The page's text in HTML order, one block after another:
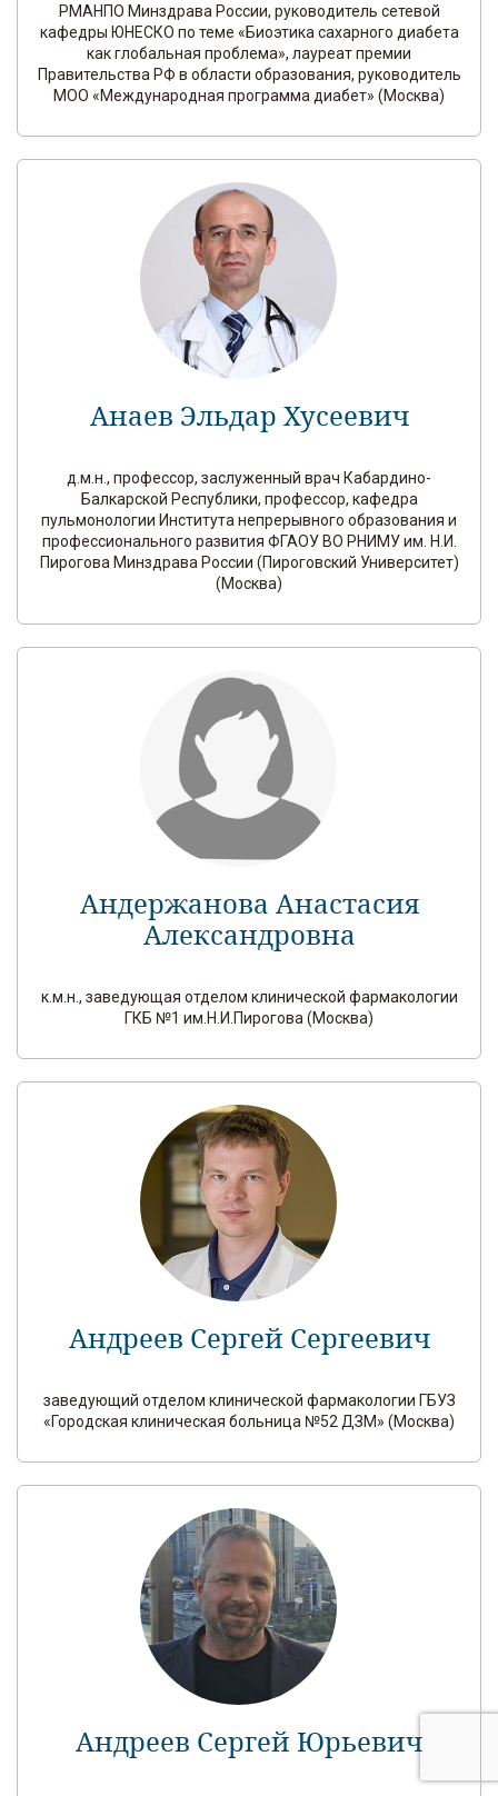
РМАНПО Минздрава России, руководитель сетевой
кафедры ЮНЕСКО по теме «Биоэтика сахарного диабета
как глобальная проблема», лауреат премии
Правительства РФ в области образования, руководитель
МОО «Международная программа диабет» (Москва)
Анаев Эльдар Хусеевич
д.м.н., профессор, заслуженный врач Кабардино-
Балкарской Республики, профессор, кафедра
пульмонологии Института непрерывного образования и
профессионального развития ФГАОУ ВО РНИМУ им. Н.И.
Пирогова Минздрава России (Пироговский Университет)
(Москва)
Андержанова Анастасия
Александровна
к.м.н., заведующая отделом клинической фармакологии
ГКБ №1 им.Н.И.Пирогова (Москва)
Андреев Сергей Сергеевич
заведующий отделом клинической фармакологии ГБУЗ
«Городская клиническая больница №52 ДЗМ» (Москва)
Андреев Сергей Юрьевич